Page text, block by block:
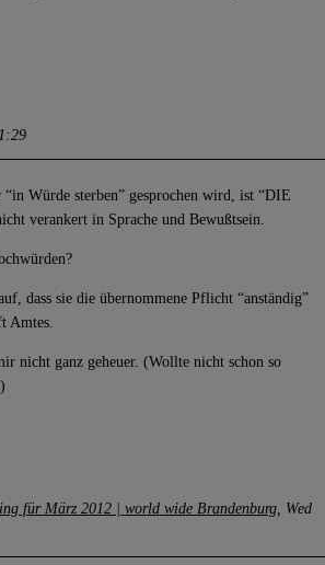
“in Würde sterben” gesprochen wird, ist “DIE
verankert in Sprache und Bewußtsein.
dass sie die übernommene Pflicht “anständig”
Amtes.
nicht ganz geheuer. (Wollte nicht schon so
für März 2012 | world wide Brandenburg
Wed